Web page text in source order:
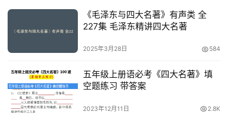
源
中
资
料
《毛泽东与四大名著》有声类 全
227集 毛泽东精讲四大名著
2025年3月28日 584
五年级上册语必考《四大名著》填
空题练习 带答案
2023年12月11日 2.8K